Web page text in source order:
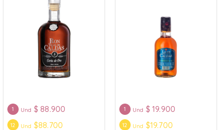
1 Und $ 88.900
12 Und $88.700
1 Und $ 19.900
12 Und $19.700